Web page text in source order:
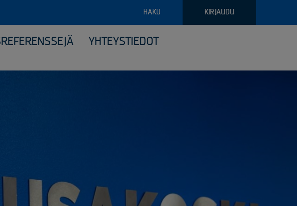
KIRJAUDU
HAKU
Tuotanto- ja kunnossapitoromun kierrätys
YHTEYSTIEDOT